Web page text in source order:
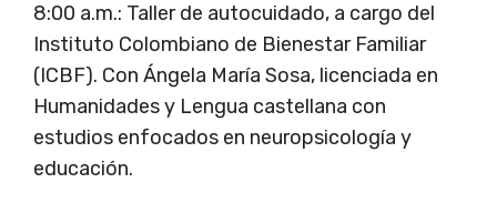
8:00 a.m.: Taller de autocuidado, a cargo del
Instituto Colombiano de Bienestar Familiar
(ICBF). Con Ángela María Sosa, licenciada en
Humanidades y Lengua castellana con
estudios enfocados en neuropsicología y
educación.